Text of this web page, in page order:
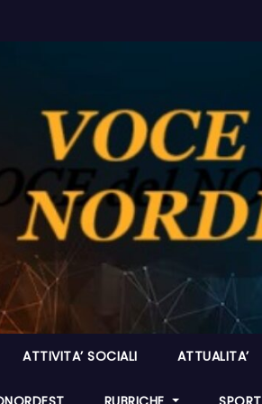
ATTIVITA’ SOCIALI ATTUALITA’